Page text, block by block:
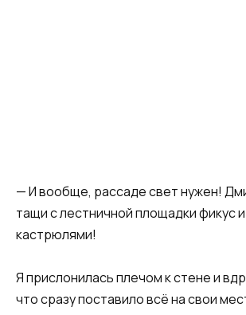
— И вообще, рассаде свет нужен!
тащи с лестничной площадки фикус
кастрюлями!
Я прислонилась плечом к стене и
что сразу поставило всё на свои